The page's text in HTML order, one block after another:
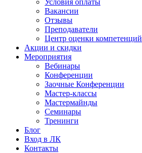
Условия оплаты
Вакансии
Отзывы
Преподаватели
Центр оценки компетенций
Акции и скидки
Мероприятия
Вебинары
Конференции
Заочные Конференции
Мастер-классы
Мастермайнды
Семинары
Тренинги
Блог
Вход в ЛК
Контакты